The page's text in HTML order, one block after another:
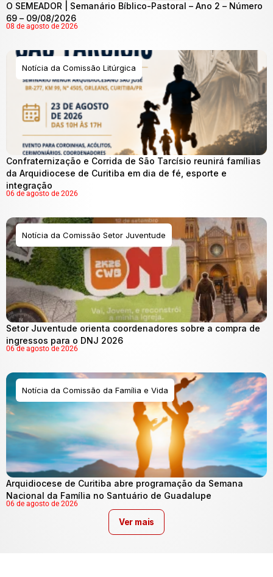
O SEMEADOR | Semanário Bíblico-Pastoral – Ano 2 – Número
69 – 09/08/2026
08 de agosto de 2026
Notícia da Comissão Litúrgica
Confraternização e Corrida de São Tarcísio reunirá famílias
da Arquidiocese de Curitiba em dia de fé, esporte e
integração
06 de agosto de 2026
Notícia da Comissão Setor Juventude
Setor Juventude orienta coordenadores sobre a compra de
ingressos para o DNJ 2026
06 de agosto de 2026
Notícia da Comissão da Família e Vida
Arquidiocese de Curitiba abre programação da Semana
Nacional da Família no Santuário de Guadalupe
06 de agosto de 2026
Ver mais